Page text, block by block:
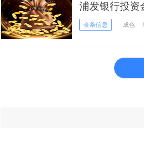
浦发银行投资
金条信息 成色